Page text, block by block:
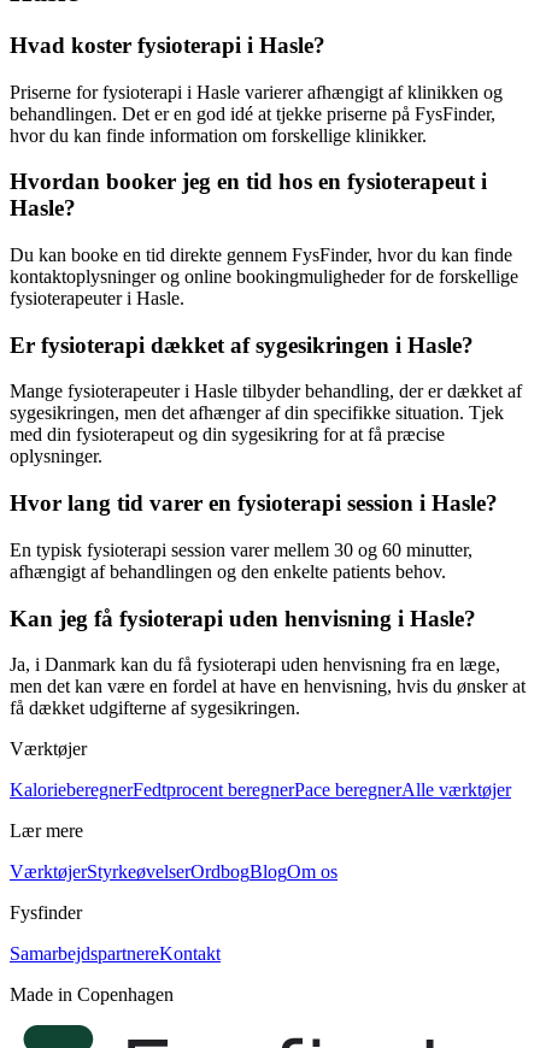
Hvad koster fysioterapi i Hasle?
Priserne forfysioterapi i Hasle varierer afhængigt af klinikken og
behandlingen. Det er en god idé at tjekke priserne på FysFinder,
hvor du kan finde information om forskellige klinikker.
Hvordan booker jeg en tid hos en fysioterapeut i
Hasle?
Du kan booke en tid direkte gennem FysFinder, hvor du kan finde
kontaktoplysninger og online bookingmuligheder for de forskellige
fysioterapeuter i Hasle.
Er fysioterapi dækket af sygesikringen i Hasle?
Mange fysioterapeuter i Hasle tilbyder behandling, der er dækket af
sygesikringen, men det afhænger af din specifikke situation. Tjek
med din fysioterapeutog din sygesikring for at få præcise
oplysninger.
Hvor lang tid varer en fysioterapi session i Hasle?
En typisk fysioterapi session varer mellem 30 og 60 minutter,
afhængigt af behandlingen og den enkelte patients behov.
Kan jeg få fysioterapi uden henvisning i Hasle?
Ja, i Danmark kan du få fysioterapi uden henvisning fra en læge,
men det kan være en fordel at have en henvisning, hvis du ønsker at
få dækket udgifterne af sygesikringen.
Værktøjer
KalorieberegnerFedtprocent beregnerPace beregnerAlle værktøjer
Lær mere
VærktøjerStyrkeøvelserOrdbogBlogOm os
Fysfinder
SamarbejdspartnereKontakt
Made in Copenhagen